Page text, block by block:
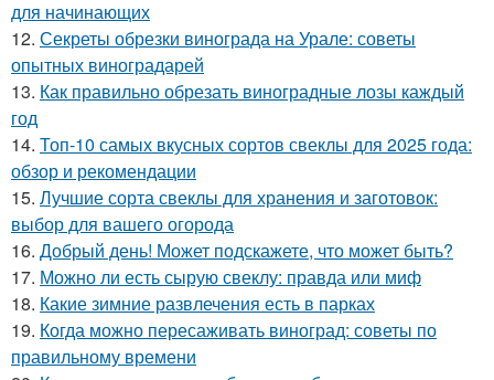
для начинающих
12. Секреты обрезки винограда на Урале: советы
опытных виноградарей
13. Как правильно обрезать виноградные лозы каждый
год
14. Топ-10 самых вкусных сортов свеклы для 2025 года:
обзор и рекомендации
15. Лучшие сорта свеклы для хранения и заготовок:
выбор для вашего огорода
16. Добрый день! Может подскажете, что может быть?
17. Можно ли есть сырую свеклу: правда или миф
18. Какие зимние развлечения есть в парках
19. Когда можно пересаживать виноград: советы по
правильному времени